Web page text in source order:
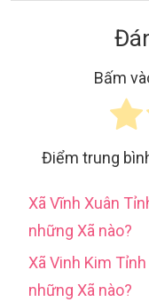
Bấm
Điểm trung
Xã Vĩnh Xuân
những Xã nào?
Xã Vinh Kim
những Xã nào?